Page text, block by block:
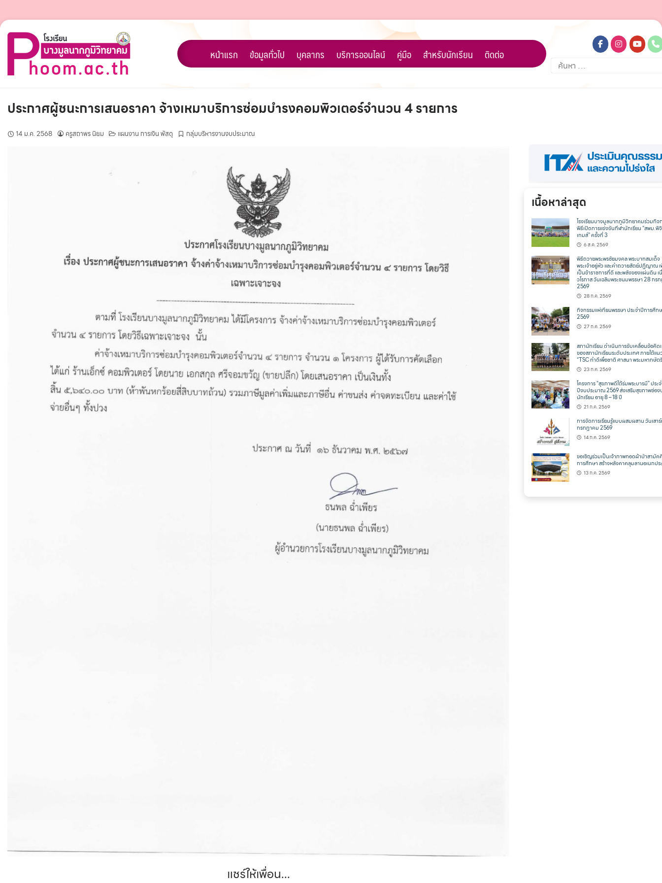
Skip
content
หน้าแรก ข้อมูลทั่วไป บุคลากร บริการออนไลน์ คู่มือ สำหรับนักเรียน ติดต่อ
ค้นหา
สำหรับ:
ประกาศผู้ชนะการเสนอราคา จ้างเหมาบริการซ่อมบำรงคอมพิวเตอร์จำนวน 4 รายการ
14 ม.ค. 2568 ครูสถาพร นิยม แผนงาน การเงิน พัสดุ กลุ่มบริหารงานงบประมาณ
แชร์ให้เพื่อน...
เนื้อหาล่าสุด
โรงเรียนบางมูลนากภูมิวิทยาคมร่วมกิจ
พิธีเปิดการแข่งขันกีฬานักเรียน “สพม.พิ
เกมส์” ครั้งที่ 3
6 ส.ค. 2569
พิธีถวายพระพรชัยมงคล พระบาทสมเด็จ
พระเจ้าอยู่หัว และคำถวายสัตย์ปฏิญาณ
เป็นข้าราชการที่ดี และพลังของแผ่นดิน เ
วโรกาส วันเฉลิมพระชนมพรรษา 28 กร
2569
28 ก.ค. 2569
กิจกรรมแห่เทียนพรรษา ประจำปีการศึก
2569
27 ก.ค. 2569
สภานักเรียน ดำเนินการขับเคลื่อนข้อคิด
ของสภานักเรียนระดับประเทศ ภายใต้แ
“TSC ทำดีเพื่อชาติ ศาสนา พระมหากษัต
23 ก.ค. 2569
โครงการ “สุขภาพดีใต้ร่มพระบารมี” ประ
ปีงบประมาณ 2569 ส่งเสริมสุขภาพช่อง
นักเรียน อายุ 8 – 18 ปี
21 ก.ค. 2569
การจัดการเรียนรู้แบบผสมผสาน วันเสา
กรกฎาคม 2569
14 ก.ค. 2569
ขอเชิญร่วมเป็นเจ้าภาพทอดผ้าป่าสามัค
การศึกษา สร้างหลังคาคลุมลานอเนกปร
13 ก.ค. 2569